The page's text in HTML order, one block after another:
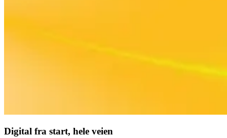
Digital fra start, hele veien